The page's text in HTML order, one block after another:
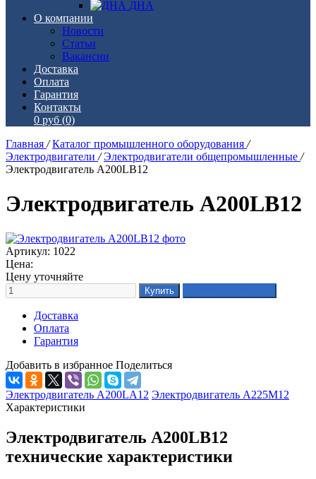
ДНА
О компании
Новости
Статьи
Вакансии
Доставка
Оплата
Гарантия
Контакты
0 руб (0)
Главная / Каталог промышленного оборудования /
Электродвигатели / Электродвигатели общепромышленные /
Электродвигатель А200LВ12
Электродвигатель А200LВ12
Артикул: 1022
Цена:
Цену уточняйте
Доставка
Оплата
Гарантия
Добавить в избранное Поделиться
Электродвигатель А200LА12 Электродвигатель А225М12
Характеристики
Электродвигатель А200LВ12
технические характеристики